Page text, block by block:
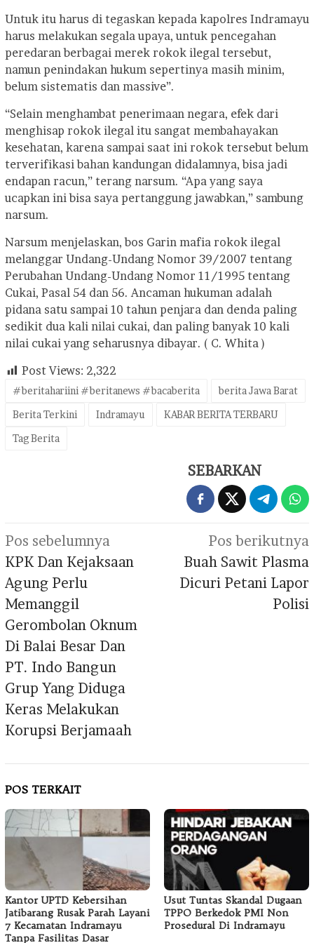
Untuk itu harus di tegaskan kepada kapolres Indramayu
harus melakukan segala upaya, untuk pencegahan
peredaran berbagai merek rokok ilegal tersebut,
namun penindakan hukum sepertinya masih minim,
belum sistematis dan massive”.
“Selain menghambat penerimaan negara, efek dari
menghisap rokok ilegal itu sangat membahayakan
kesehatan, karena sampai saat ini rokok tersebut belum
terverifikasi bahan kandungan didalamnya, bisa jadi
endapan racun,” terang narsum. “Apa yang saya
ucapkan ini bisa saya pertanggung jawabkan,” sambung
narsum.
Narsum menjelaskan, bos Garin mafia rokok ilegal
melanggar Undang-Undang Nomor 39/2007 tentang
Perubahan Undang-Undang Nomor 11/1995 tentang
Cukai, Pasal 54 dan 56. Ancaman hukuman adalah
pidana satu sampai 10 tahun penjara dan denda paling
sedikit dua kali nilai cukai, dan paling banyak 10 kali
nilai cukai yang seharusnya dibayar. ( C. Whita )
Post Views: 2,322
#beritahariini #beritanews #bacaberita
berita Jawa Barat
Berita Terkini
Indramayu
KABAR BERITA TERBARU
Tag Berita
SEBARKAN
Navigasi
pos
Pos sebelumnya
KPK Dan Kejaksaan
Agung Perlu
Memanggil
Gerombolan Oknum
Di Balai Besar Dan
PT. Indo Bangun
Grup Yang Diduga
Keras Melakukan
Korupsi Berjamaah
Pos berikutnya
Buah Sawit Plasma
Dicuri Petani Lapor
Polisi
POS TERKAIT
Kantor UPTD Kebersihan
Jatibarang Rusak Parah Layani
7 Kecamatan Indramayu
Tanpa Fasilitas Dasar
Usut Tuntas Skandal Dugaan
TPPO Berkedok PMI Non
Prosedural Di Indramayu